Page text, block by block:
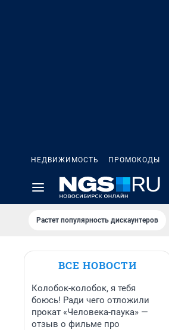
НЕДВИЖИМОСТЬ ПРОМОКОДЫ
Растет популярность дискаунтеров
ВСЕ НОВОСТИ
Колобок-колобок, я тебя
боюсь! Ради чего отложили
прокат «Человека-паука» —
отзыв о фильме про